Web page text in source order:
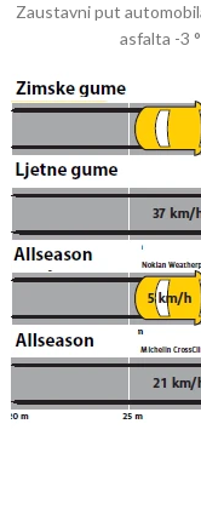
Zaustavni put
asfalta -3